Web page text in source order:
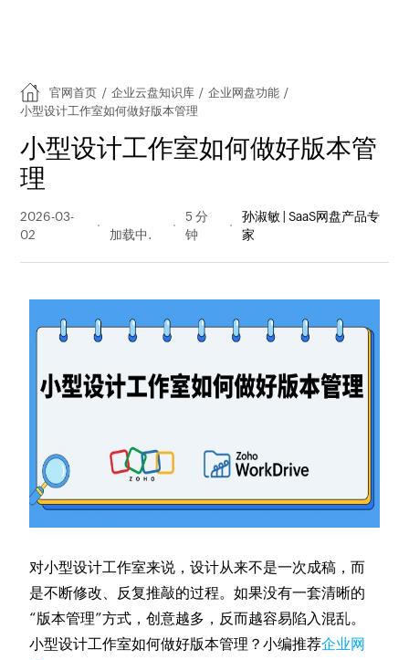
官网首页 / 企业云盘知识库 / 企业网盘功能 /
小型设计工作室如何做好版本管理
小型设计工作室如何做好版本管
理
2026-03-
02
量
5 分
钟
孙淑敏 | SaaS网盘产品专
家
对小型设计工作室来说，设计从来不是一次成稿，而
是不断修改、反复推敲的过程。如果没有一套清晰的
“版本管理”方式，创意越多，反而越容易陷入混乱。
小型设计工作室如何做好版本管理？小编推荐企业网